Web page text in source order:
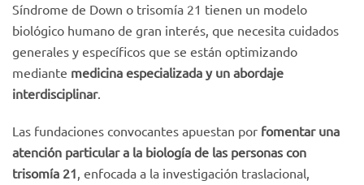
Síndrome de Down o trisomía 21 tienen un modelo
biológico humano de gran interés, que necesita cuidados
generales y específicos que se están optimizando
mediante medicina especializada y un abordaje
interdisciplinar.
Las fundaciones convocantes apuestan por fomentar una
atención particular a la biología de las personas con
trisomía 21, enfocada a la investigación traslacional,